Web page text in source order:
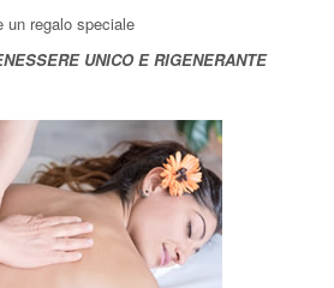
un regalo speciale
UNICO E RIGENERANTE